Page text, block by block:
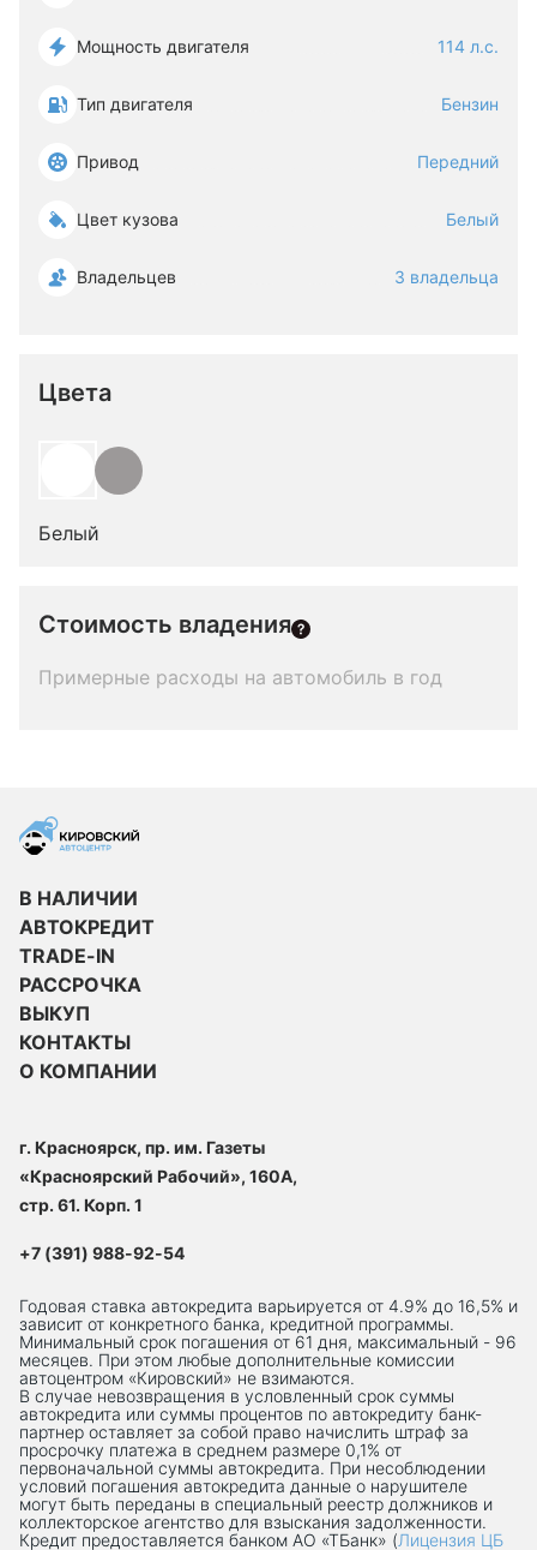
Мощность двигателя 114 л.с.
Тип двигателя Бензин
Привод Передний
Цвет кузова Белый
Владельцев 3 владельца
Цвета
Белый
Стоимость владения
Примерные расходы на автомобиль в год
В НАЛИЧИИ
АВТОКРЕДИТ
TRADE-IN
РАССРОЧКА
ВЫКУП
КОНТАКТЫ
О КОМПАНИИ
г. Красноярск, пр. им. Газеты
«Красноярский Рабочий», 160А,
стр. 61. Корп. 1
+7 (391) 988-92-54
Годовая ставка автокредита варьируется от 4.9% до 16,5% и
зависит от конкретного банка, кредитной программы.
Минимальный срок погашения от 61 дня, максимальный - 96
месяцев. При этом любые дополнительные комиссии
автоцентром «Кировский» не взимаются.
В случае невозвращения в условленный срок суммы
автокредита или суммы процентов по автокредиту банк-
партнер оставляет за собой право начислить штраф за
просрочку платежа в среднем размере 0,1% от
первоначальной суммы автокредита. При несоблюдении
условий погашения автокредита данные о нарушителе
могут быть переданы в специальный реестр должников и
коллекторское агентство для взыскания задолженности.
Кредит предоставляется банком АО «ТБанк» (Лицензия ЦБ